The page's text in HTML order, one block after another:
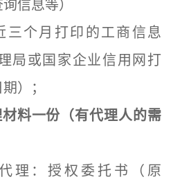
信息等）
个月打印的工商信息
局或国家企业信用网打
）；
一份（有代理人的需
：授权委托书（原